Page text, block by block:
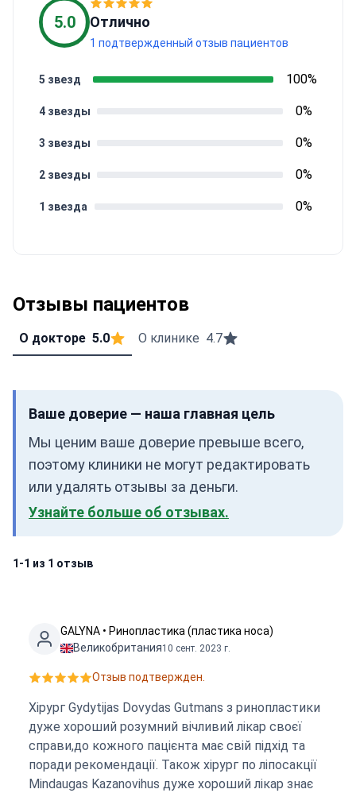
5.0 Отлично
1 подтвержденный отзыв пациентов
1 звезда 0%
2 звезды 0%
3 звезды 0%
4 звезды 0%
5 звезд 100%
Отзывы пациентов
О докторе 5.0 О клинике 4.7
Ваше доверие — наша главная цель
Мы ценим ваше доверие превыше всего,
поэтому клиники не могут редактировать
или удалять отзывы за деньги.
Узнайте больше об отзывах.
1-1 из 1 отзыв
GALYNA • Ринопластика (пластика носа)
Великобритания10 сент. 2023 г.
Отзыв подтвержден.
Хірург Gydytijas Dovydas Gutmans з ринопластики
дуже хороший розумний вічливий лікар своєї
справи,до кожного пацієнта має свій підхід та
поради рекомендації. Також хірург по ліпосакції
Mindaugas Kazanovihus дуже хороший лікар знає